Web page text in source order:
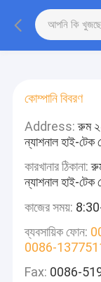
কোম্পানি বিবরণ
Address:রুম
ন্যাশনাল হাই-টেক
কারখানার ঠিকানা:
ন্যাশনাল হাই-টেক
কাজের সময়:
ব্যবসায়িক ফোন:
0086-
Fax: 0086-